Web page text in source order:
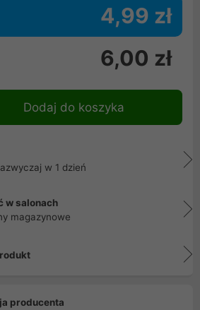
4,99 zł
6,00 zł
Dodaj do koszyka
w 1 dzień
w salonach
magazynowe
producenta